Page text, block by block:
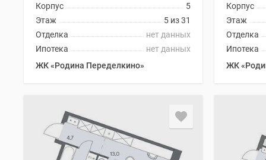
комнатные
Квартиры
калькулятор
5
Корпус
5 из 31
Этаж
нет данных
Отделка
нет данных
Ипотека
ЖК «Родина Переделкино»
Корпус
Этаж
Отделка
Ипотека
ЖК